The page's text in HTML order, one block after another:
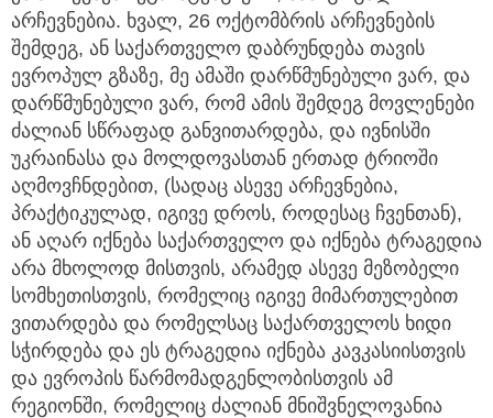
არჩევნებია. ხვალ, 26 ოქტომბრის არჩევნების
შემდეგ, ან საქართველო დაბრუნდება თავის
ევროპულ გზაზე, მე ამაში დარწმუნებული ვარ, და
დარწმუნებული ვარ, რომ ამის შემდეგ მოვლენები
ძალიან სწრაფად განვითარდება, და ივნისში
უკრაინასა და მოლდოვასთან ერთად ტრიოში
აღმოვჩნდებით, (სადაც ასევე არჩევნებია,
პრაქტიკულად, იგივე დროს, როდესაც ჩვენთან),
ან აღარ იქნება საქართველო და იქნება ტრაგედია
არა მხოლოდ მისთვის, არამედ ასევე მეზობელი
სომხეთისთვის, რომელიც იგივე მიმართულებით
ვითარდება და რომელსაც საქართველოს ხიდი
სჭირდება და ეს ტრაგედია იქნება კავკასიისთვის
და ევროპის წარმომადგენლობისთვის ამ
რეგიონში, რომელიც ძალიან მნიშვნელოვანია